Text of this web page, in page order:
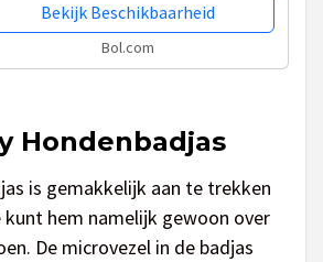
Bekijk Beschikbaarheid
Bol.com
Hondenbadjas
is gemakkelijk aan te trekken
kunt hem namelijk gewoon over
De microvezel in de badjas